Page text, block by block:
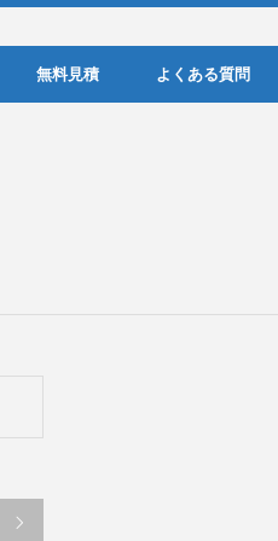
無料見積 よくある質問
